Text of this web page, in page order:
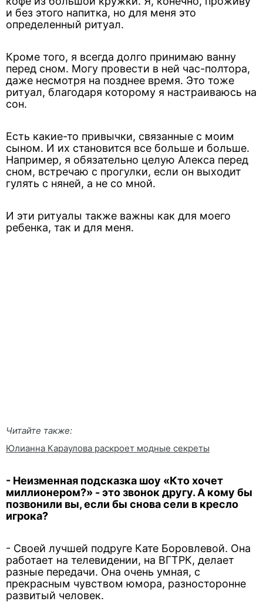
и без этого напитка, но для меня это
определенный ритуал.
Кроме того, я всегда долго принимаю ванну
перед сном. Могу провести в ней час-полтора,
даже несмотря на позднее время. Это тоже
ритуал, благодаря которому я настраиваюсь на
сон.
Есть какие-то привычки, связанные с моим
сыном. И их становится все больше и больше.
Например, я обязательно целую Алекса перед
сном, встречаю с прогулки, если он выходит
гулять с няней, а не со мной.
И эти ритуалы также важны как для моего
ребенка, так и для меня.
Читайте также:
Юлианна Караулова раскроет модные секреты
- Неизменная подсказка шоу «Кто хочет
миллионером?» - это звонок другу. А кому бы
позвонили вы, если бы снова сели в кресло
игрока?
- Своей лучшей подруге Кате Боровлевой. Она
работает на телевидении, на ВГТРК, делает
разные передачи. Она очень умная, с
прекрасным чувством юмора, разносторонне
развитый человек.